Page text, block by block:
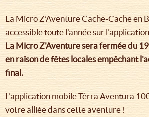
La Micro Z’Aventure Cache-Cache en
accessible toute l'année sur
La Micro Z'Aventure sera fermée du
en raison de fêtes locales empêchant
final.
L’application mobile Tèrra Aventura
votre alliée dans cette aventure !